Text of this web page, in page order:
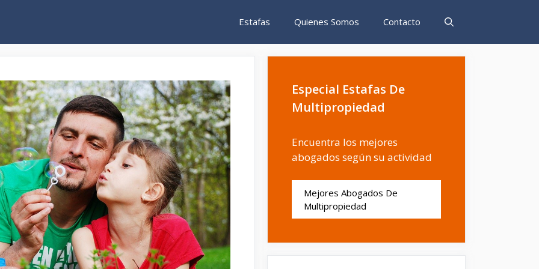
Estafas Quienes Somos Contacto
Especial Estafas De
Multipropiedad
Encuentra los mejores
abogados según su actividad
Mejores Abogados De
Multipropiedad